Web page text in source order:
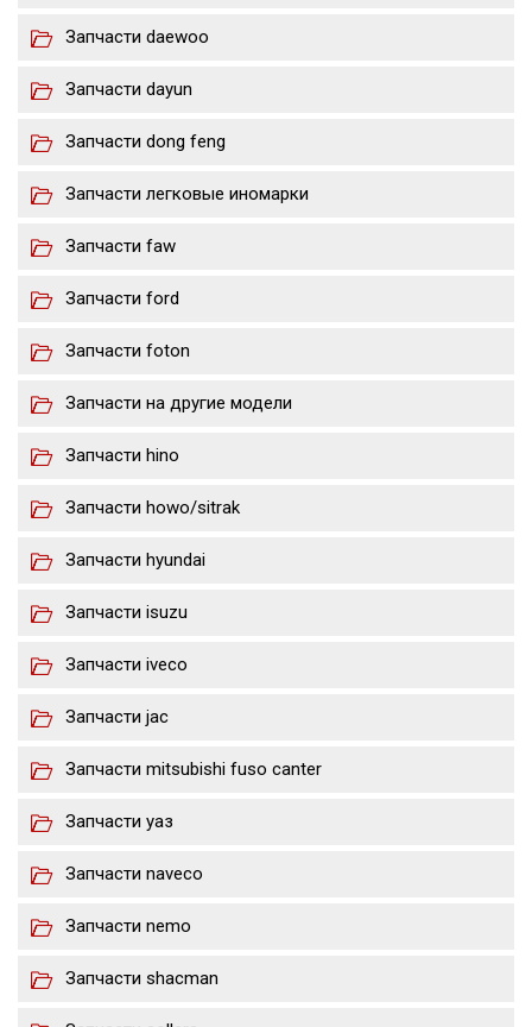
Запчасти daewoo
Запчасти dayun
Запчасти dong feng
Запчасти легковые иномарки
Запчасти faw
Запчасти ford
Запчасти foton
Запчасти на другие модели
Запчасти hino
Запчасти howo/sitrak
Запчасти hyundai
Запчасти isuzu
Запчасти iveco
Запчасти jac
Запчасти mitsubishi fuso canter
Запчасти уаз
Запчасти naveco
Запчасти nemo
Запчасти shacman